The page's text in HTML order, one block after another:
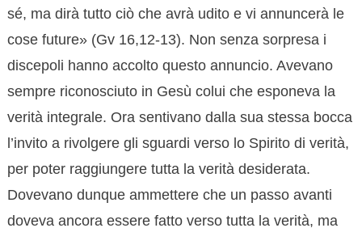
sé, ma dirà tutto ciò che avrà udito e vi annuncerà le
cose future» (Gv 16,12-13). Non senza sorpresa i
discepoli hanno accolto questo annuncio. Avevano
sempre riconosciuto in Gesù colui che esponeva la
verità integrale. Ora sentivano dalla sua stessa bocca
l’invito a rivolgere gli sguardi verso lo Spirito di verità,
per poter raggiungere tutta la verità desiderata.
Dovevano dunque ammettere che un passo avanti
doveva ancora essere fatto verso tutta la verità, ma